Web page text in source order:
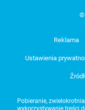
©
Reklama
Ustawienia
Pobieranie,
wykorzystywanie treści